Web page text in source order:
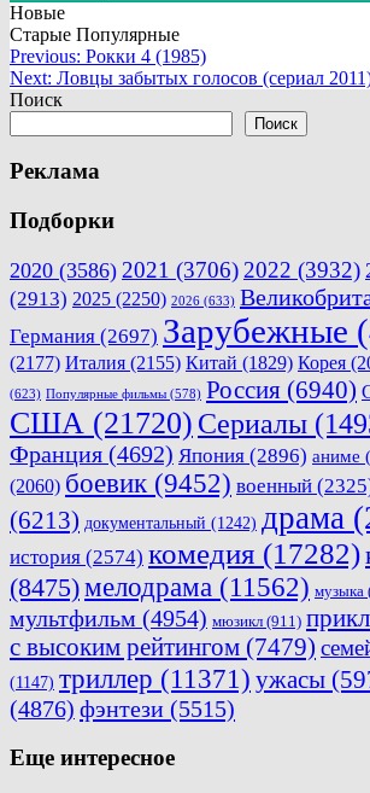
Новые
Старые Популярные
Навигация
по
Previous: Рокки 4 (1985)
Next: Ловцы забытых голосов (сериал
Поиск
Поиск
Реклама
Подборки
2020 (3586) 2021 (3706) 2022 (3932)
(2913) 2025 (2250) 2026 (633)
Германия (2697) Зарубежные
(2177) Италия (2155) Китай (1829) Корея
(623) Популярные фильмы (578) Россия (6940)
США (21720) Сериалы
Франция (4692) Япония (2896) аниме
(2060) боевик (9452) военный
(6213) документальный (1242) драма
история (2574) комедия (17282)
(8475)мелодрама (11562) музыка
мультфильм (4954) мюзикл (911)
с высоким рейтингом (7479)
(1147) триллер (11371) ужасы
(4876) фэнтези (5515)
Еще интересное